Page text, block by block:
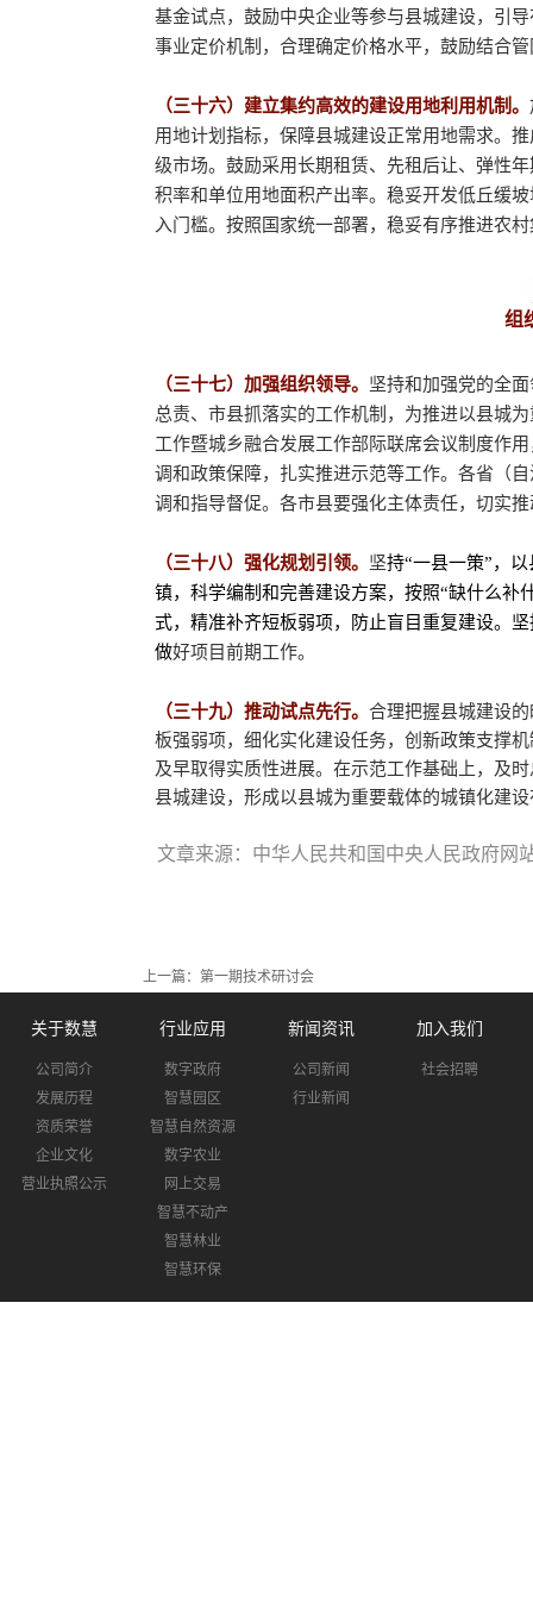
基金试点，鼓励中央企业等参与县城建设，引
事业定价机制，合理确定价格水平，鼓励结合
（三十六）建立集约高效的建设用地利用机制。
用地计划指标，保障县城建设正常用地需求。
级市场。鼓励采用长期租赁、先租后让、弹性
积率和单位用地面积产出率。稳妥开发低丘缓
入门槛。按照国家统一部署，稳妥有序推进农
组
（三十七）加强组织领导。 坚持和加强党的全
总责、市县抓落实的工作机制，为推进以县城
工作暨城乡融合发展工作部际联席会议制度作
调和政策保障，扎实推进示范等工作。各省（
调和指导督促。各市县要强化主体责任，切实
（三十八）强化规划引领。 坚持“一县一策”，
镇，科学编制和完善建设方案，按照“缺什么补
式，精准补齐短板弱项，防止盲目重复建设。
做好项目前期工作。
（三十九）推动试点先行。 合理把握县城建设
板强弱项，细化实化建设任务，创新政策支撑
及早取得实质性进展。在示范工作基础上，及
县城建设，形成以县城为重要载体的城镇化建
文章来源：中华人民共和国中央人民政府网
上一篇： 第一期技术研讨会
关于数慧
公司简介
发展历程
资质荣誉
企业文化
营业执照公示
行业应用
数字政府
智慧园区
智慧自然资源
数字农业
网上交易
智慧不动产
智慧林业
智慧环保
新闻资讯
公司新闻
行业新闻
加入我们
社会招聘